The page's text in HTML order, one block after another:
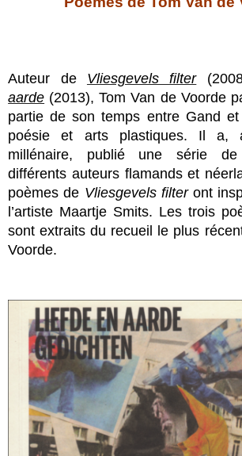
Auteur de Vliesgevels filter
aarde (2013), Tom Van de Voorde
partie de son temps entre Gand
poésie et arts plastiques. Il a,
millénaire, publié une série
différents auteurs flamands et
poèmes de Vliesgevels filteront
l’artiste Maartje Smits. Les trois
sont extraits du recueil le plus
Voorde.